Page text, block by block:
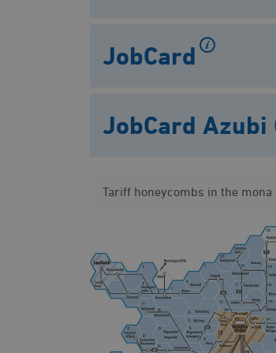
JobCard
JobCard
Tariff honeycombs in the mona